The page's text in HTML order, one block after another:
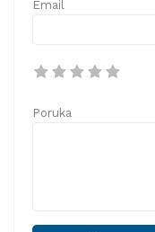
Email
Poruka